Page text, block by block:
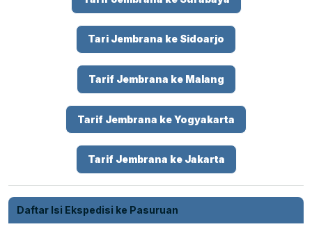
Tari Jembrana ke Sidoarjo
Tarif Jembrana ke Malang
Tarif Jembrana ke Yogyakarta
Tarif Jembrana ke Jakarta
Daftar Isi Ekspedisi ke Pasuruan